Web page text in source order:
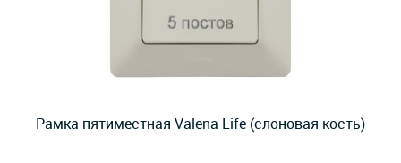
Рамка пятиместная Valena Life (слоновая кость)